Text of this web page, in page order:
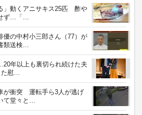
」動くアニサキス25匹 酢や
ず…「…
優の中村小三郎さん（77）が
類送検…
年以上も裏切られ続けた夫
慰…
が衝突 運転手ら3人が逃げ
堂々と…